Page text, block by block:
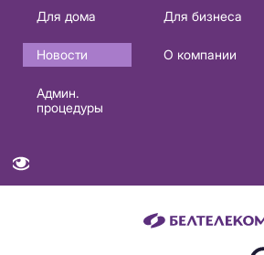
Основная
навигация
RU
Для дома Для бизнеса
Новости
О компании
Админ.
процедуры